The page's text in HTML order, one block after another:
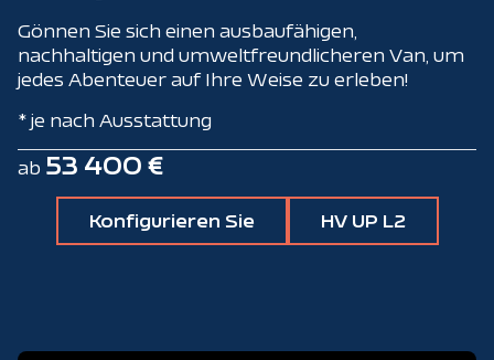
Gönnen Sie sich einen ausbaufähigen,
nachhaltigen und umweltfreundlicheren Van, um
jedes Abenteuer auf Ihre Weise zu erleben!
* je nach Ausstattung
ab 53 400 €
Konfigurieren Sie HV UP L2